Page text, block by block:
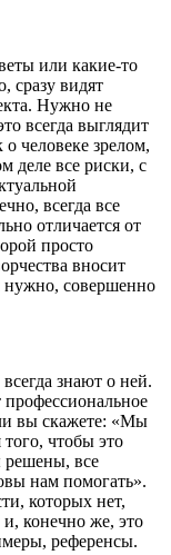
или какие-то
сразу видят
Нужно не
всегда выглядит
человеке зрелом,
деле все риски, с
всегда все
отличается от
просто
вносит
нужно, совершенно
знают о ней.
вы скажете: «Мы
чтобы это
решены, все
нам помогать».
которых нет,
конечно же, это
референсы.